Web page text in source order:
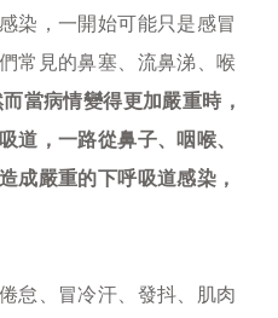
染，一開始可能只是感冒
常見的鼻塞、流鼻涕、喉
當病情變得更加嚴重時，
道，一路從鼻子、咽喉、
成嚴重的下呼吸道感染，
怠、冒冷汗、發抖、肌肉